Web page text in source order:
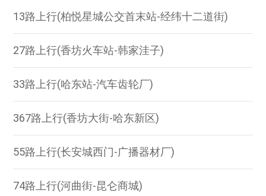
13路上行(柏悦星城公交首末站-经纬十二道街)
27路上行(香坊火车站-韩家洼子)
33路上行(哈东站-汽车齿轮厂)
367路上行(香坊大街-哈东新区)
55路上行(长安城西门-广播器材厂)
74路上行(河曲街-昆仑商城)